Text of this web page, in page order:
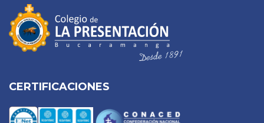
CERTIFICACIONES